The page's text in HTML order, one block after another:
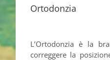
Ortodonzia
L’Ortodonzia è la
correggere la